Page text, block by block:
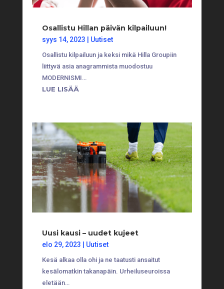
Osallistu Hillan päivän kilpailuun!
syys 14, 2023 Uutiset
Osallistu kilpailuun ja keksi mikä Hilla Groupiin
liittyvä asia anagrammista muodostuu
MODERNISMI…
LUE LISÄÄ
Uusi kausi – uudet kujeet
elo 29, 2023 Uutiset
Kesä alkaa olla ohi ja ne taatusti ansaitut
kesälomatkin takanapäin. Urheiluseuroissa
eletään…